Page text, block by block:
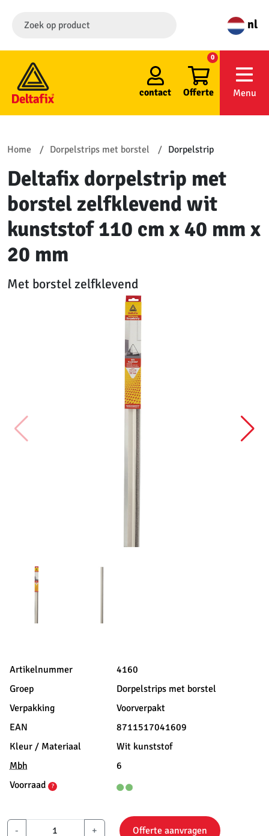
nl
contact Offerte
0
Menu
Home Dorpelstrips met borstel Dorpelstrip
Deltafix dorpelstrip met
borstel zelfklevend wit
kunststof 110 cm x 40 mm x
20 mm
Met borstel zelfklevend
Artikelnummer
4160
Groep
Dorpelstrips met borstel
Verpakking
Voorverpakt
EAN
8711517041609
Kleur / Materiaal
Wit kunststof
Mbh
6
Voorraad
?
- + Offerte aanvragen